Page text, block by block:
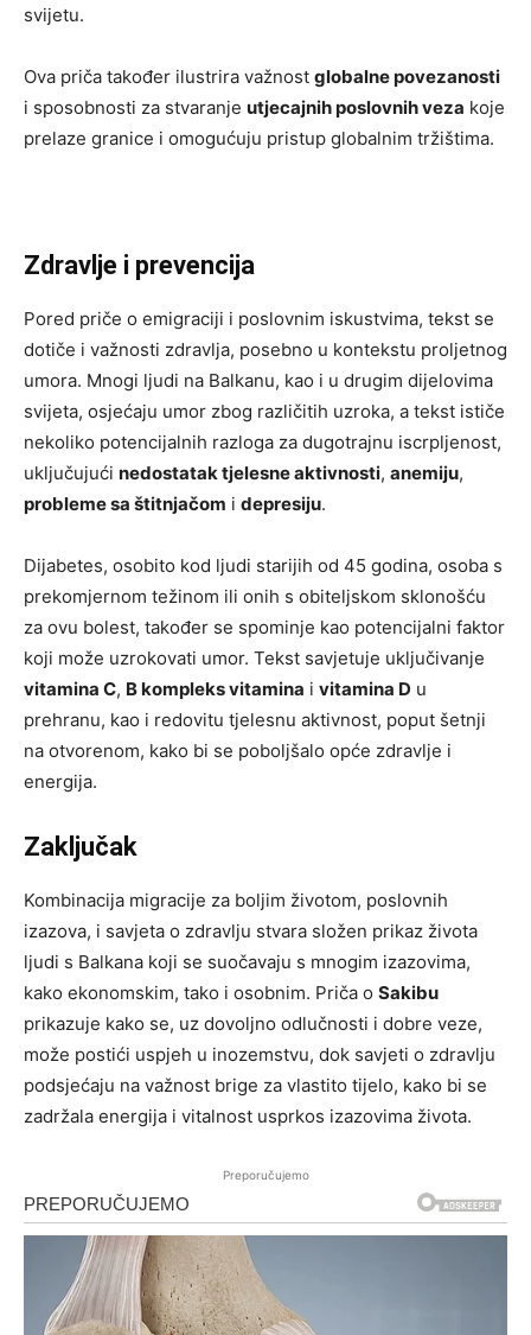
svijetu.
Ova priča također ilustrira važnost globalne povezanosti
i sposobnosti za stvaranje utjecajnih poslovnih veza koje
prelaze granice i omogućuju pristup globalnim tržištima.
Zdravlje i prevencija
Pored priče o emigraciji i poslovnim iskustvima, tekst se
dotiče i važnosti zdravlja, posebno u kontekstu proljetnog
umora. Mnogi ljudi na Balkanu, kao i u drugim dijelovima
svijeta, osjećaju umor zbog različitih uzroka, a tekst ističe
nekoliko potencijalnih razloga za dugotrajnu iscrpljenost,
uključujući nedostatak tjelesne aktivnosti, anemiju,
probleme sa štitnjačom i depresiju.
Dijabetes, osobito kod ljudi starijih od 45 godina, osoba s
prekomjernom težinom ili onih s obiteljskom sklonošću
za ovu bolest, također se spominje kao potencijalni faktor
koji može uzrokovati umor. Tekst savjetuje uključivanje
vitamina C, B kompleks vitamina i vitamina D u
prehranu, kao i redovitu tjelesnu aktivnost, poput šetnji
na otvorenom, kako bi se poboljšalo opće zdravlje i
energija.
Zaključak
Kombinacija migracije za boljim životom, poslovnih
izazova, i savjeta o zdravlju stvara složen prikaz života
ljudi s Balkana koji se suočavaju s mnogim izazovima,
kako ekonomskim, tako i osobnim. Priča o Sakibu
prikazuje kako se, uz dovoljno odlučnosti i dobre veze,
može postići uspjeh u inozemstvu, dok savjeti o zdravlju
podsjećaju na važnost brige za vlastito tijelo, kako bi se
zadržala energija i vitalnost usprkos izazovima života.
Preporučujemo